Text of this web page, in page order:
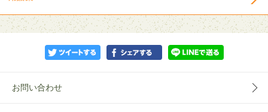
お問い合わせ